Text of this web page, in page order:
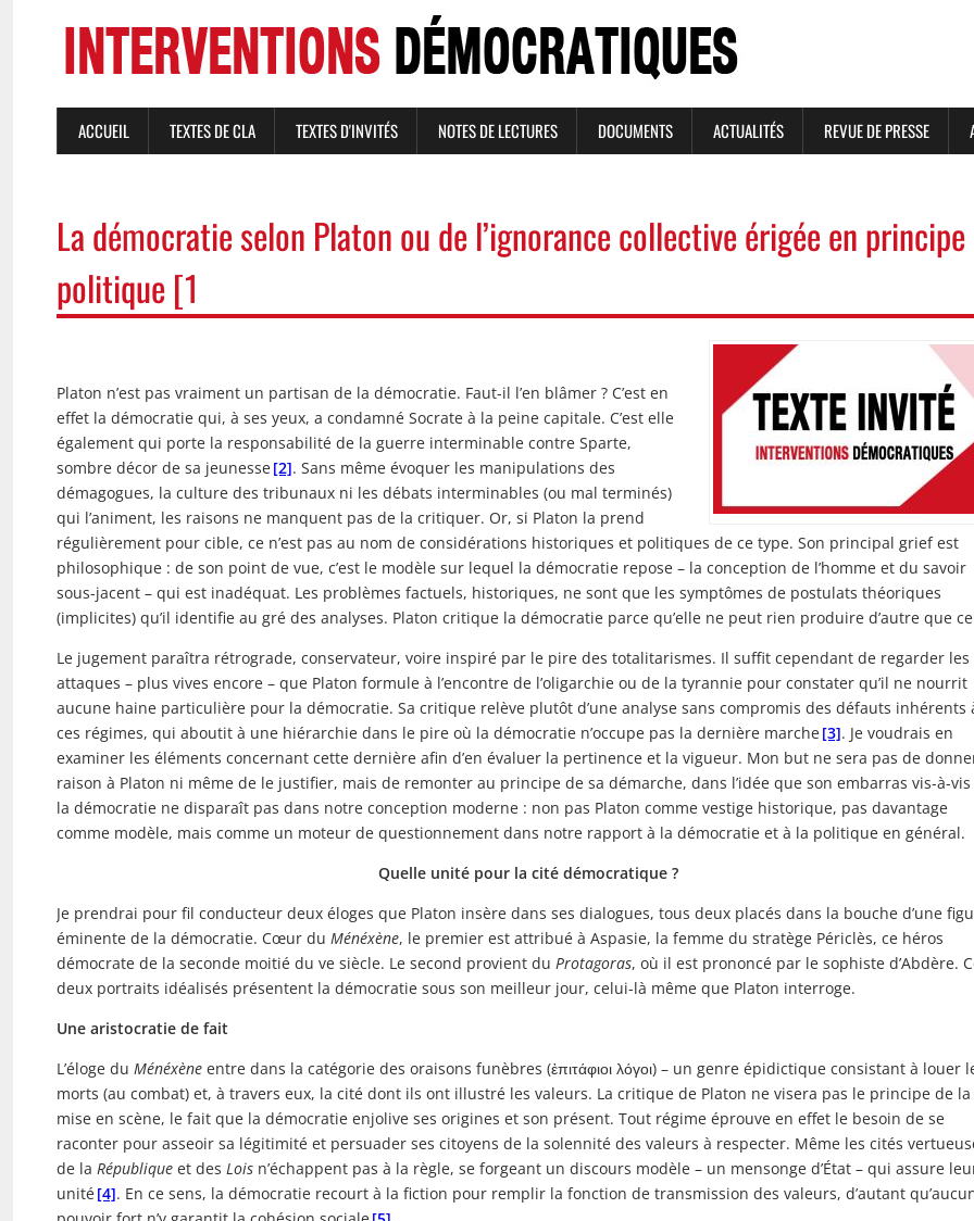
NAVIGATION
PRINCIPALE
ACCUEIL TEXTES DE CLA TEXTES D'INVITÉS NOTES DE LECTURES DOCUMENTS ACTUALITÉS REVUE DE PRESSE
La démocratie selon Platon ou de l’ignorance collective érigée en principe
politique [1
Platon n’est pas vraiment un partisan de la démocratie. Faut-il l’en blâmer ? C’est en
effet la démocratie qui, à ses yeux, a condamné Socrate à la peine capitale. C’est elle
également qui porte la responsabilité de la guerre interminable contre Sparte,
sombre décor de sa jeunesse[2]. Sans même évoquer les manipulations des
démagogues, la culture des tribunaux ni les débats interminables (ou mal terminés)
qui l’animent, les raisons ne manquent pas de la critiquer. Or, si Platon la prend
régulièrement pour cible, ce n’est pas au nom de considérations historiques et politiques de ce type. Son principal grief est
philosophique : de son point de vue, c’est le modèle sur lequel la démocratie repose – la conception de l’homme et du savoir
sous-jacent – qui est inadéquat. Les problèmes factuels, historiques, ne sont que les symptômes de postulats théoriques
(implicites) qu’il identifie au gré des analyses. Platon critique la démocratie parce qu’elle ne peut rien produire d’autre que
Le jugement paraîtra rétrograde, conservateur, voire inspiré par le pire des totalitarismes. Il suffit cependant de regarder les
attaques – plus vives encore – que Platon formule à l’encontre de l’oligarchie ou de la tyrannie pour constater qu’il ne nourrit
aucune haine particulière pour la démocratie. Sa critique relève plutôt d’une analyse sans compromis des défauts inhérents
ces régimes, qui aboutit à une hiérarchie dans le pire où la démocratie n’occupe pas la dernière marche[3]. Je voudrais en
examiner les éléments concernant cette dernière afin d’en évaluer la pertinence et la vigueur. Mon but ne sera pas de
raison à Platon ni même de le justifier, mais de remonter au principe de sa démarche, dans l’idée que son embarras vis-à-
la démocratie ne disparaît pas dans notre conception moderne : non pas Platon comme vestige historique, pas davantage
comme modèle, mais comme un moteur de questionnement dans notre rapport à la démocratie et à la politique en général.
Quelle unité pour la cité démocratique ?
Je prendrai pour fil conducteur deux éloges que Platon insère dans ses dialogues, tous deux placés dans la bouche d’une
éminente de la démocratie. Cœur du Ménéxène, le premier est attribué à Aspasie, la femme du stratège Périclès, ce héros
démocrate de la seconde moitié du ve siècle. Le second provient du Protagoras, où il est prononcé par le sophiste d’Abdère.
deux portraits idéalisés présentent la démocratie sous son meilleur jour, celui-là même que Platon interroge.
Une aristocratie de fait
L’éloge du Ménéxène entre dans la catégorie des oraisons funèbres (ἐπιτάφιοι λόγοι) – un genre épidictique consistant à louer
morts (au combat) et, à travers eux, la cité dont ils ont illustré les valeurs. La critique de Platon ne visera pas le principe de la
mise en scène, le fait que la démocratie enjolive ses origines et son présent. Tout régime éprouve en effet le besoin de se
raconter pour asseoir sa légitimité et persuader ses citoyens de la solennité des valeurs à respecter. Même les cités
de la République et des Lois n’échappent pas à la règle, se forgeant un discours modèle – un mensonge d’État – qui assure
unité[4]. En ce sens, la démocratie recourt à la fiction pour remplir la fonction de transmission des valeurs, d’autant